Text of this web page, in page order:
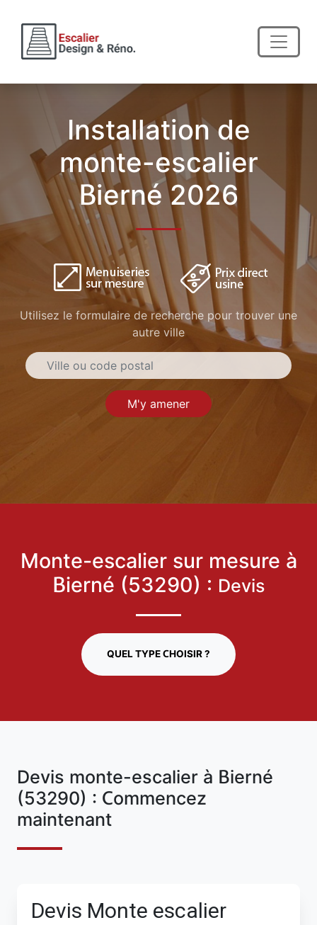
Installation de
monte-escalier
Bierné 2026
Utilisez le formulaire de recherche pour trouver une
autre ville
M'y amener
Monte-escalier sur mesure à
Bierné (53290) : Devis
QUEL TYPE CHOISIR ?
Devis monte-escalier à Bierné
(53290) : Commencez
maintenant
Devis Monte escalier